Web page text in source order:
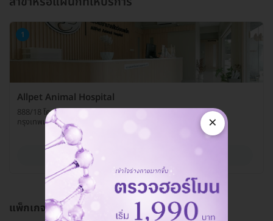
1
Allpet Animal Hospital
888/18 โครงการเจ้าสัว 69 ถ. บางบอน 3 แขวงหลักสอง เขตบางแค
กรุงเทพมหานคร 10160
แพ็กเกจนี้ดียังไง?
×